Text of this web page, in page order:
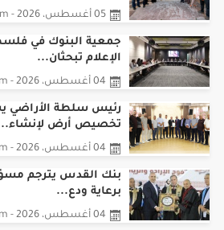
05 أغسطس، 2026 - 02:08pm
جمعية البنوك في
الإعلام تبحثان...
04 أغسطس، 2026 - 11:08pm
رئيس سلطة الأراضي
تخصيص أرض
04 أغسطس، 2026 - 06:08pm
بنك القدس يترجم
برعاية ودع...
04 أغسطس، 2026 - 04:08pm